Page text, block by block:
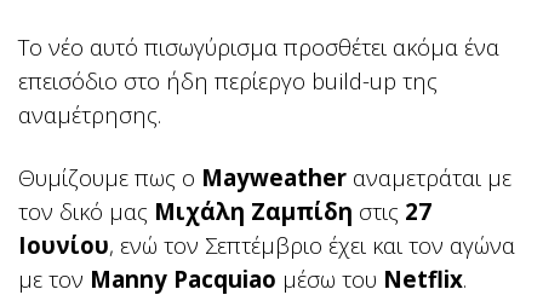
Το νέο αυτό πισωγύρισμα προσθέτει ακόμα ένα
επεισόδιο στο ήδη περίεργο build-up της
αναμέτρησης.
Θυμίζουμε πως ο Mayweather αναμετράται με
τον δικό μας Μιχάλη Ζαμπίδη στις 27
Ιουνίου, ενώ τον Σεπτέμβριο έχει και τον αγώνα
με τον Manny Pacquiao μέσω του Netflix.